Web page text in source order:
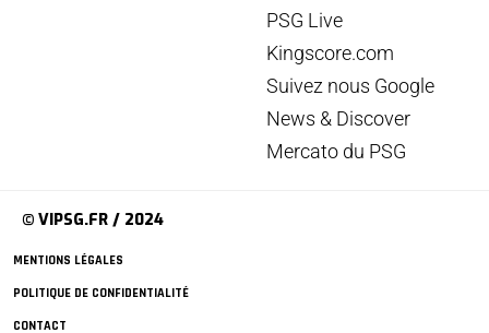
PSG Live
Kingscore.com
Suivez nous Google
News & Discover
Mercato du PSG
© VIPSG.FR / 2024
MENTIONS LÉGALES
POLITIQUE DE CONFIDENTIALITÉ
CONTACT